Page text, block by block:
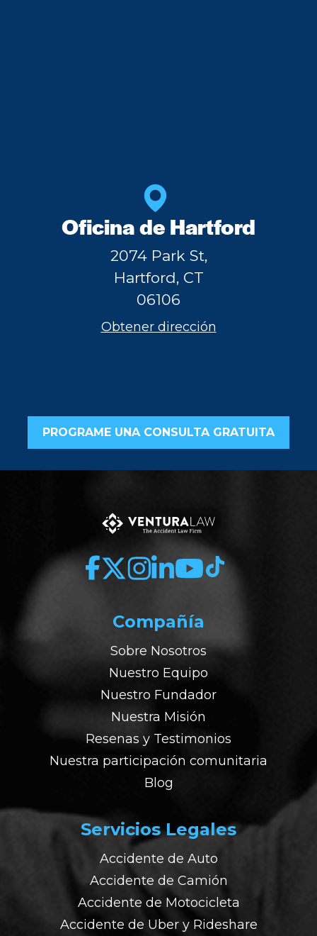
Oficina de Hartford
2074 Park St,
Hartford, CT
06106
Obtener dirección
PROGRAME UNA CONSULTA GRATUITA
Compañía
Sobre Nosotros
Nuestro Equipo
Nuestro Fundador
Nuestra Misión
Resenas y Testimonios
Nuestra participación comunitaria
Blog
Servicios Legales
Accidente de Auto
Accidente de Camión
Accidente de Motocicleta
Accidente de Uber y Rideshare